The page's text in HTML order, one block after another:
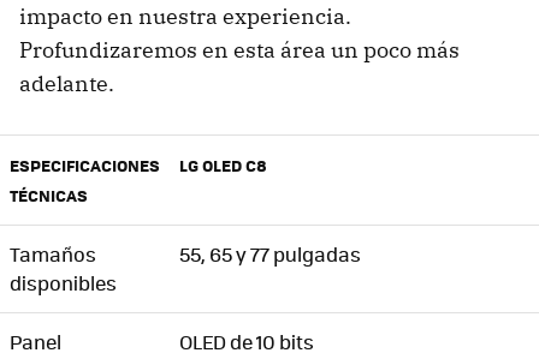
impacto en nuestra experiencia.
Profundizaremos en esta área un poco más
adelante.
ESPECIFICACIONES
TÉCNICAS
LG OLED C8
Tamaños
disponibles
55, 65 y 77 pulgadas
Panel OLED de 10 bits